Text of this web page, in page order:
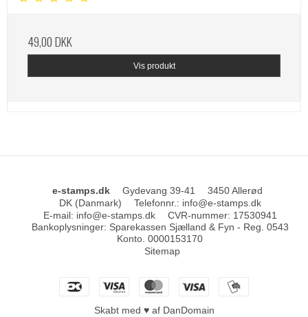
49,00 DKK
Vis produkt
e-stamps.dk Gydevang 39-41
3450 Allerød
DK (Danmark)
Telefonnr.: info@e-stamps.dk
E-mail: info@e-stamps.dk CVR-nummer: 17530941
Bankoplysninger: Sparekassen Sjælland & Fyn - Reg. 0543
Konto. 0000153170
Sitemap
Skabt med ♥ af DanDomain